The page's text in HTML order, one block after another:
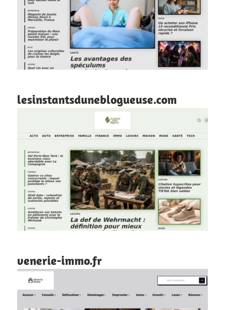
lesinstantsduneblogueuse.com
venerie-immo.fr